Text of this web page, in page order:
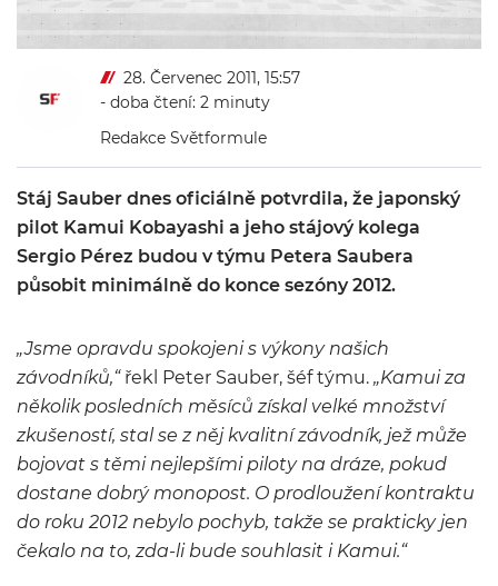
28. Červenec 2011, 15:57
- doba čtení: 2 minuty
Redakce Světformule
Stáj Sauber dnes oficiálně potvrdila, že japonský
pilot Kamui Kobayashi a jeho stájový kolega
Sergio Pérez budou v týmu Petera Saubera
působit minimálně do konce sezóny 2012.
„Jsme opravdu spokojeni s výkony našich
závodníků,“řekl Peter Sauber, šéf týmu. „Kamui za
několik posledních měsíců získal velké množství
zkušeností, stal se z něj kvalitní závodník, jež může
bojovat s těmi nejlepšími piloty na dráze, pokud
dostane dobrý monopost. O prodloužení kontraktu
do roku 2012 nebylo pochyb, takže se prakticky jen
čekalo na to, zda-li bude souhlasit i Kamui.“